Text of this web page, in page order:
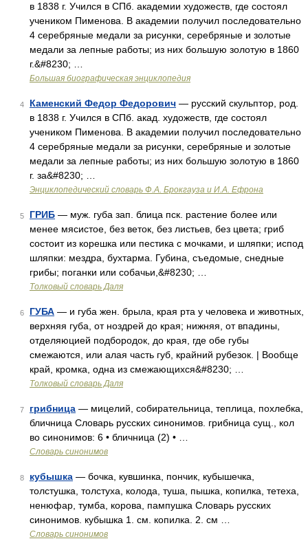
в 1838 г. Учился в СПб. академии художеств, где состоял
учеником Пименова. В академии получил последовательно
4 серебряные медали за рисунки, серебряные и золотые
медали за лепные работы; из них большую золотую в 1860
г.&#8230; …
Большая биографическая энциклопедия
4 Каменский Федор Федорович — русский скульптор, род.
в 1838 г. Учился в СПб. акад. художеств, где состоял
учеником Пименова. В академии получил последовательно
4 серебряные медали за рисунки, серебряные и золотые
медали за лепные работы; из них большую золотую в 1860
г. за&#8230; …
Энциклопедический словарь Ф.А. Брокгауза и И.А. Ефрона
5 ГРИБ — муж. губа зап. блица пск. растение более или
менее мясистое, без веток, без листьев, без цвета; гриб
состоит из корешка или пестика с мочками, и шляпки; испод
шляпки: мездра, бухтарма. Губина, съедомые, снедные
грибы; поганки или собачьи,&#8230; …
Толковый словарь Даля
6 ГУБА — и губа жен. брыла, края рта у человека и животных,
верхняя губа, от ноздрей до края; нижняя, от впадины,
отделяюцией подбородок, до края, где обе губы
смежаются, или алая часть губ, крайний рубезок. | Вообще
край, кромка, одна из смежающихся&#8230; …
Толковый словарь Даля
7 грибница — мицелий, собирательница, теплица, похлебка,
бличница Словарь русских синонимов. грибница сущ., кол
во синонимов: 6 • бличница (2) • …
Словарь синонимов
8 кубышка — бочка, кувшинка, пончик, кубышечка,
толстушка, толстуха, колода, туша, пышка, копилка, тетеха,
ненюфар, тумба, корова, пампушка Словарь русских
синонимов. кубышка 1. см. копилка. 2. см …
Словарь синонимов